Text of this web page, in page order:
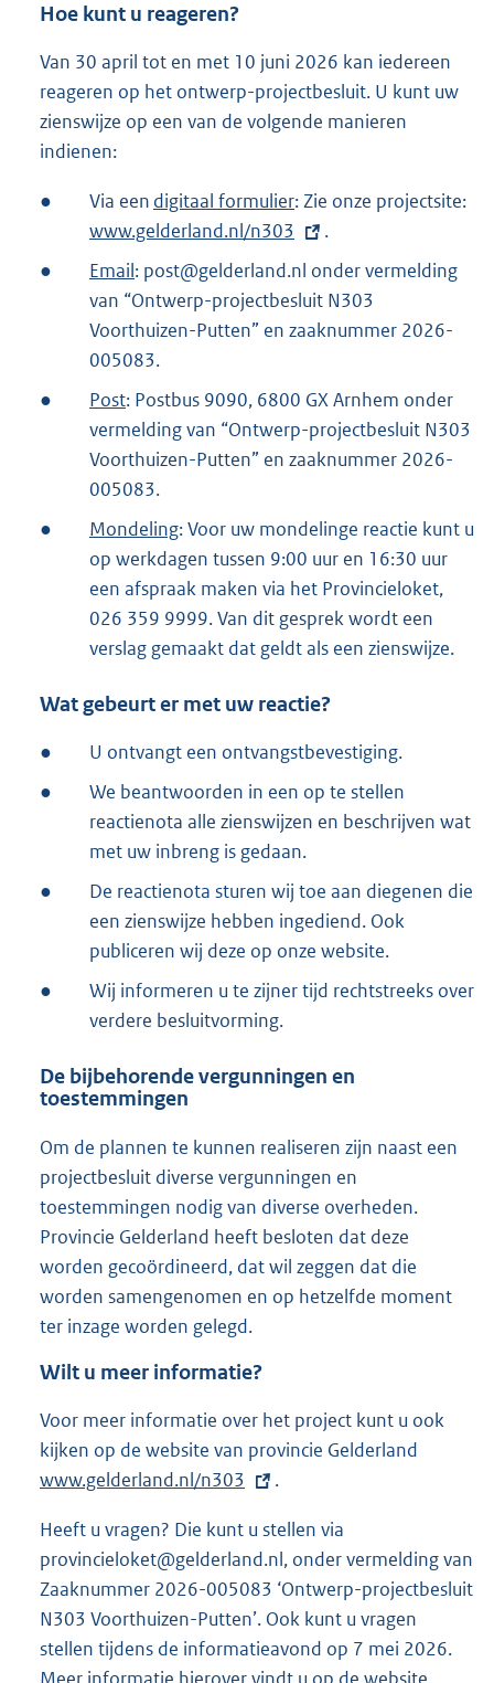
Hoe kunt u reageren?
Van 30 april tot en met 10 juni 2026 kan iedereen
reageren op het ontwerp-projectbesluit. U kunt uw
zienswijze op een van de volgende manieren
indienen:
● Via een digitaal formulier: Zie onze projectsite:
:
www.gelderland.nl/n303
.
●
Email: post@gelderland.nl onder vermelding
van “Ontwerp-projectbesluit N303
Voorthuizen-Putten” en zaaknummer 2026-
005083.
●
Post: Postbus 9090, 6800 GX Arnhem onder
vermelding van “Ontwerp-projectbesluit N303
Voorthuizen-Putten” en zaaknummer 2026-
005083.
●
Mondeling: Voor uw mondelinge reactie kunt u
op werkdagen tussen 9:00 uur en 16:30 uur
een afspraak maken via het Provincieloket,
026 359 9999. Van dit gesprek wordt een
verslag gemaakt dat geldt als een zienswijze.
Wat gebeurt er met uw reactie?
●
U ontvangt een ontvangstbevestiging.
●
We beantwoorden in een op te stellen
reactienota alle zienswijzen en beschrijven wat
met uw inbreng is gedaan.
●
De reactienota sturen wij toe aan diegenen die
een zienswijze hebben ingediend. Ook
publiceren wij deze op onze website.
●
Wij informeren u te zijner tijd rechtstreeks over
verdere besluitvorming.
De bijbehorende vergunningen en
toestemmingen
Om de plannen te kunnen realiseren zijn naast een
projectbesluit diverse vergunningen en
toestemmingen nodig van diverse overheden.
Provincie Gelderland heeft besloten dat deze
worden gecoördineerd, dat wil zeggen dat die
worden samengenomen en op hetzelfde moment
ter inzage worden gelegd.
Wilt u meer informatie?
Voor meer informatie over het project kunt u ook
kijken op de website van provincie Gelderland
r
n
l
www.gelderland.nl/n303 .
Heeft u vragen? Die kunt u stellen via
provincieloket@gelderland.nl, onder vermelding van
Zaaknummer 2026-005083 ‘Ontwerp-projectbesluit
N303 Voorthuizen-Putten’. Ook kunt u vragen
stellen tijdens de informatieavond op 7 mei 2026.